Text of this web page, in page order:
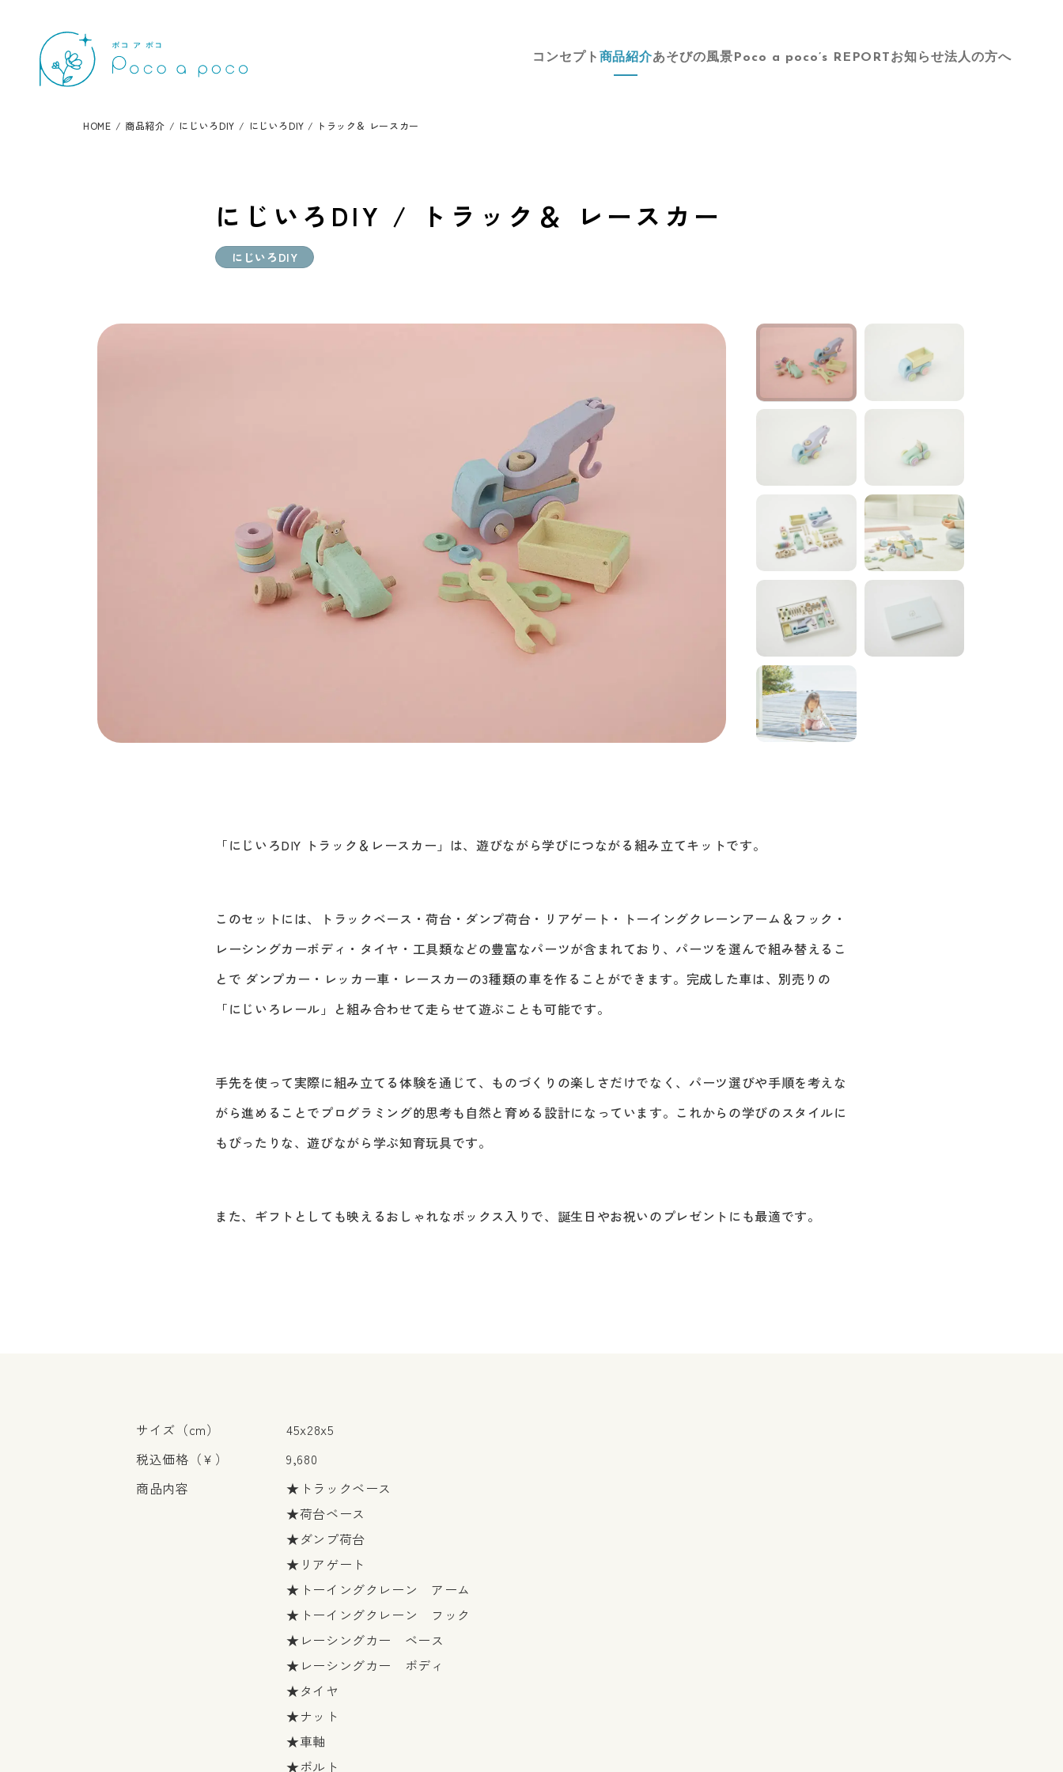
コンセプト 商品紹介あそびの風景 Poco a poco’s REPORTお知らせ法人の方へ
HOME / 商品紹介 / にじいろDIY / にじいろDIY / トラック＆ レースカー
にじいろDIY / トラック＆ レースカー
にじいろDIY
「にじいろDIY トラック＆レースカー」は、遊びながら学びにつながる組み立てキットです。
このセットには、トラックベース・荷台・ダンプ荷台・リアゲート・トーイングクレーンアーム＆フック・
レーシングカーボディ・タイヤ・工具類などの豊富なパーツが含まれており、パーツを選んで組み替えるこ
とで ダンプカー・レッカー車・レースカーの3種類の車を作ることができます。完成した車は、別売りの
「にじいろレール」と組み合わせて走らせて遊ぶことも可能です。
手先を使って実際に組み立てる体験を通じて、ものづくりの楽しさだけでなく、パーツ選びや手順を考えな
がら進めることでプログラミング的思考も自然と育める設計になっています。これからの学びのスタイルに
もぴったりな、遊びながら学ぶ知育玩具です。
また、ギフトとしても映えるおしゃれなボックス入りで、誕生日やお祝いのプレゼントにも最適です。
サイズ（cm）
45x28x5
税込価格（￥）
9,680
商品内容
★トラックベース
★荷台ベース
★ダンプ荷台
★リアゲート
★トーイングクレーン アーム
★トーイングクレーン フック
★レーシングカー ベース
★レーシングカー ボディ
★タイヤ
★ナット
★車軸
★ボルト